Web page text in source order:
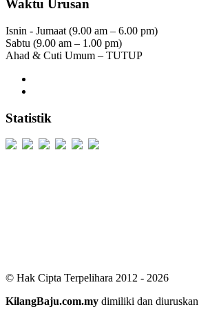
Waktu Urusan
Isnin - Jumaat (9.00 am – 6.00 pm)
Sabtu (9.00 am – 1.00 pm)
Ahad & Cuti Umum – TUTUP
Statistik
© Hak Cipta Terpelihara 2012 - 2026
KilangBaju.com.my dimiliki dan